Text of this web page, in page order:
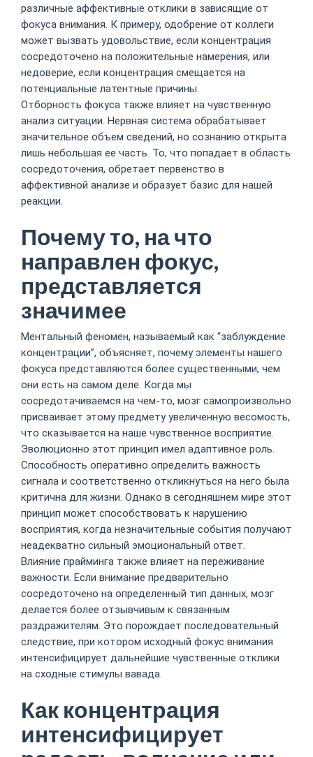
различные аффективные отклики в зависящие от
фокуса внимания. К примеру, одобрение от коллеги
может вызвать удовольствие, если концентрация
сосредоточено на положительные намерения, или
недоверие, если концентрация смещается на
потенциальные латентные причины.
Отборность фокуса также влияет на чувственную
анализ ситуации. Нервная система обрабатывает
значительное объем сведений, но сознанию открыта
лишь небольшая ее часть. То, что попадает в область
сосредоточения, обретает первенство в
аффективной анализе и образует базис для нашей
реакции.
Почему то, на что
направлен фокус,
представляется
значимее
Ментальный феномен, называемый как “заблуждение
концентрации”, объясняет, почему элементы нашего
фокуса представляются более существенными, чем
они есть на самом деле. Когда мы
сосредотачиваемся на чем-то, мозг самопроизвольно
присваивает этому предмету увеличенную весомость,
что сказывается на наше чувственное восприятие.
Эволюционно этот принцип имел адаптивное роль.
Способность оперативно определить важность
сигнала и соответственно откликнуться на него была
критична для жизни. Однако в сегодняшнем мире этот
принцип может способствовать к нарушению
восприятия, когда незначительные события получают
неадекватно сильный эмоциональный ответ.
Влияние прайминга также влияет на переживание
важности. Если внимание предварительно
сосредоточено на определенный тип данных, мозг
делается более отзывчивым к связанным
раздражителям. Это порождает последовательный
следствие, при котором исходный фокус внимания
интенсифицирует дальнейшие чувственные отклики
на сходные стимулы вавада.
Как концентрация
интенсифицирует